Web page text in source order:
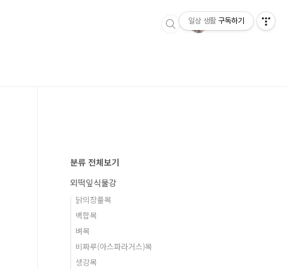
분류 전체보기
외떡잎식물강
닭의장풀목
백합목
벼목
비짜루(아스파라거스)목
생강목
일상 생활 구독하기